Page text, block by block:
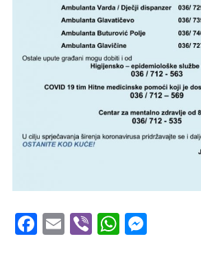
Facebook
EmailViberWhatsApp